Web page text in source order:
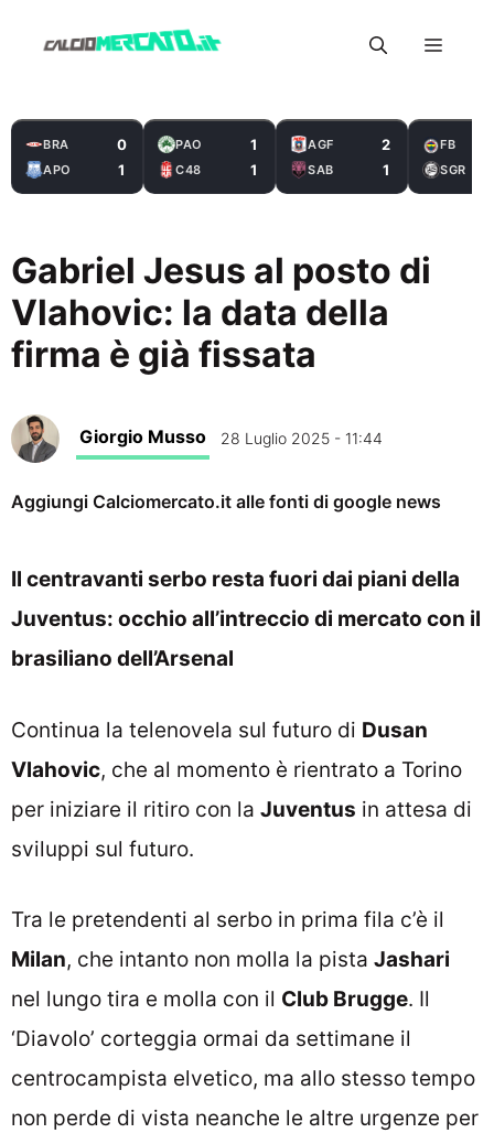
Menu
BRA 0
APO 1
PAO 1
C48 1
AGF 2
SAB 1
FB
SGR
Gabriel Jesus al posto di
Vlahovic: la data della
firma è già fissata
Giorgio Musso 28 Luglio 2025 - 11:44
Aggiungi Calciomercato.it alle fonti di google news
Il centravanti serbo resta fuori dai piani della
Juventus: occhio all’intreccio di mercato con il
brasiliano dell’Arsenal
Continua la telenovela sul futuro di Dusan
Vlahovic, che al momento è rientrato a Torino
per iniziare il ritiro con la Juventus in attesa di
sviluppi sul futuro.
Tra le pretendenti al serbo in prima fila c’è il
Milan, che intanto non molla la pista Jashari
nel lungo tira e molla con il Club Brugge. Il
‘Diavolo’ corteggia ormai da settimane il
centrocampista elvetico, ma allo stesso tempo
non perde di vista neanche le altre urgenze per